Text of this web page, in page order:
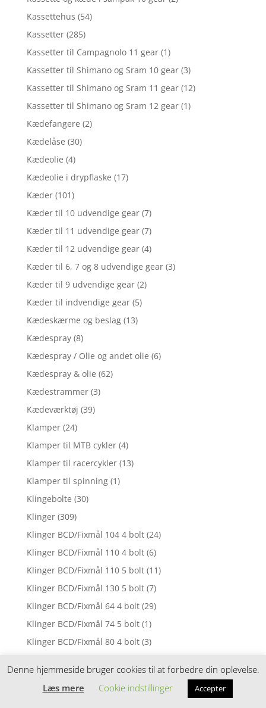
Kassettehus (54)
Kassetter (285)
Kassetter til Campagnolo 11 gear (1)
Kassetter til Shimano og Sram 10 gear (3)
Kassetter til Shimano og Sram 11 gear (12)
Kassetter til Shimano og Sram 12 gear (1)
Kædefangere (2)
Kædelåse (30)
Kædeolie (4)
Kædeolie i drypflaske (17)
Kæder (101)
Kæder til 10 udvendige gear (7)
Kæder til 11 udvendige gear (7)
Kæder til 12 udvendige gear (4)
Kæder til 6, 7 og 8 udvendige gear (3)
Kæder til 9 udvendige gear (2)
Kæder til indvendige gear (5)
Kædeskærme og beslag (13)
Kædespray (8)
Kædespray / Olie og andet olie (6)
Kædespray & olie (62)
Kædestrammer (3)
Kædeværktøj (39)
Klamper (24)
Klamper til MTB cykler (4)
Klamper til racercykler (13)
Klamper til spinning (1)
Klingebolte (30)
Klinger (309)
Klinger BCD/Fixmål 104 4 bolt (24)
Klinger BCD/Fixmål 110 4 bolt (6)
Klinger BCD/Fixmål 110 5 bolt (11)
Klinger BCD/Fixmål 130 5 bolt (7)
Klinger BCD/Fixmål 64 4 bolt (29)
Klinger BCD/Fixmål 74 5 bolt (1)
Klinger BCD/Fixmål 80 4 bolt (3)
Klinger BCD/Fixmål 92 5 bolt
Klinger BCD/Fixmål 94 4 bolt (3)
Denne hjemmeside bruger cookies til at forbedre din oplevelse.
Læs mere
Cookie indstillinger Accepter